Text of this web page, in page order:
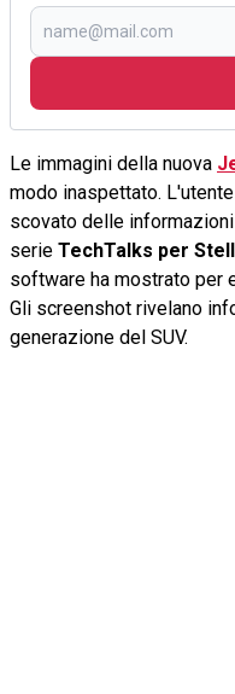
Le immagini della nuova
modo inaspettato.
scovato delle
serie TechTalks per
software ha mostrato per
Gli screenshot rivelano
generazione del SUV.